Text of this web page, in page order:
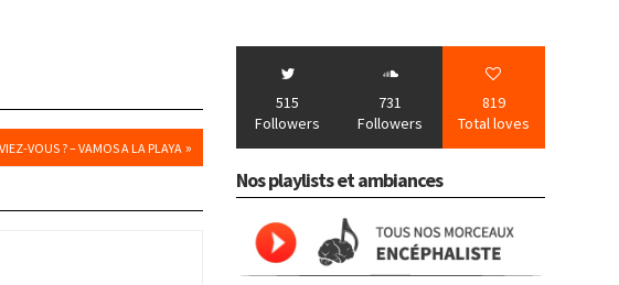
VOUS ? – VAMOS A LA PLAYA »
515
Followers
731
Followers
819
Total loves
Nos playlists et ambiances